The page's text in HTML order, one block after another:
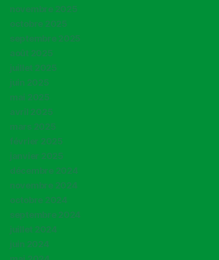
novembre 2025
octobre 2025
septembre 2025
août 2025
juillet 2025
juin 2025
mai 2025
avril 2025
mars 2025
février 2025
janvier 2025
décembre 2024
novembre 2024
octobre 2024
septembre 2024
juillet 2024
juin 2024